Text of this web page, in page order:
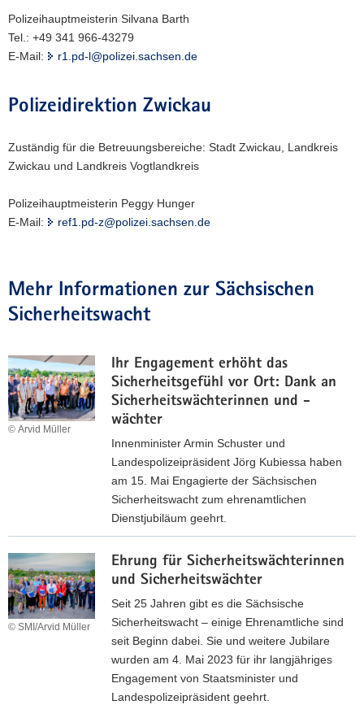
Polizeihauptmeisterin Silvana Barth
Tel.: +49 341 966-43279
E-Mail:
r1.pd-l@polizei.sachsen.de
Polizeidirektion Zwickau
Zuständig für die Betreuungsbereiche: Stadt Zwickau, Landkreis
Zwickau und Landkreis Vogtlandkreis
Polizeihauptmeisterin Peggy Hunger
E-Mail:
ref1.pd-z@polizei.sachsen.de
Mehr Informationen zur Sächsischen
Sicherheitswacht
Ihr Engagement erhöht das
Sicherheitsgefühl vor Ort: Dank an
Sicherheitswächterinnen und -
wächter
© Arvid Müller
Innenminister Armin Schuster und
Landespolizeipräsident Jörg Kubiessa haben
am 15. Mai Engagierte der Sächsischen
Sicherheitswacht zum ehrenamtlichen
Dienstjubiläum geehrt.
h
r
E
n
Ehrung für Sicherheitswächterinnen
und Sicherheitswächter
© SMI/Arvid Müller
Seit 25 Jahren gibt es die Sächsische
Sicherheitswacht – einige Ehrenamtliche sind
seit Beginn dabei. Sie und weitere Jubilare
wurden am 4. Mai 2023 für ihr langjähriges
Engagement von Staatsminister und
Landespolizeipräsident geehrt.